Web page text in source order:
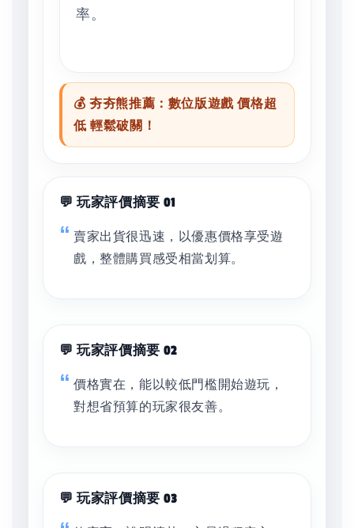
率。
💰 夯夯熊推薦：數位版遊戲 價格超
低 輕鬆破關！
💬 玩家評價摘要 01
賣家出貨很迅速，以優惠價格享受遊
戲，整體購買感受相當划算。
💬 玩家評價摘要 02
價格實在，能以較低門檻開始遊玩，
對想省預算的玩家很友善。
💬 玩家評價摘要 03